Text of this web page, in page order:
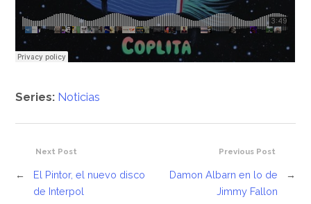
Series: Noticias
Previous Post
Damon Albarn en lo de
Jimmy Fallon
→
Next Post
←
El Pintor, el nuevo disco
de Interpol